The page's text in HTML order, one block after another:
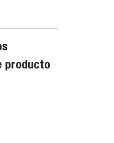
producto